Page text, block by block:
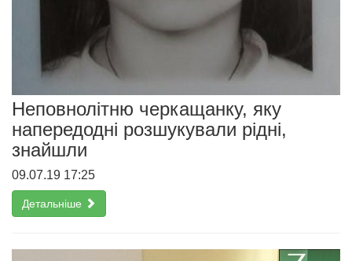
Неповнолітню черкащанку, яку
напередодні розшукували рідні,
знайшли
09.07.19 17:25
Детальніше